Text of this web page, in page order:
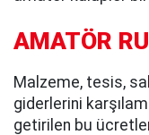
AMATÖR
Malzeme, tesis,
giderlerini
getirilen bu